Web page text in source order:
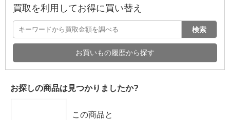
買取を利用してお得に買い替え
検索
お買いもの履歴から探す
お探しの商品は見つかりましたか?
この商品と